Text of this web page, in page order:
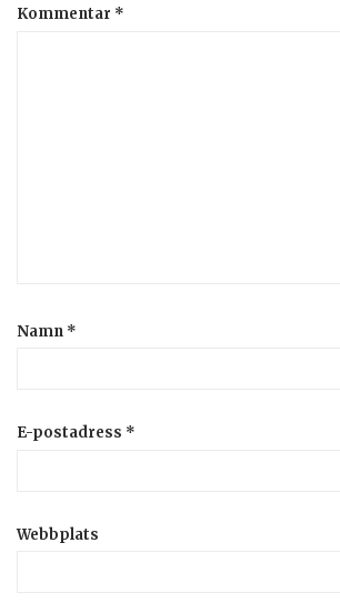
Kommentar *
Namn *
E-postadress *
Webbplats